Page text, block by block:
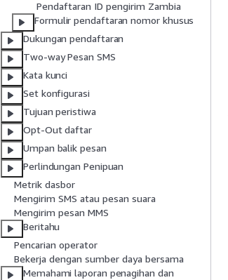
Pendaftaran ID pengirim Zambia
Formulir pendaftaran nomor khusus
Dukungan pendaftaran
Two-way Pesan SMS
Kata kunci
Set konfigurasi
Tujuan peristiwa
Opt-Out daftar
Umpan balik pesan
Perlindungan Penipuan
Metrik dasbor
Mengirim SMS atau pesan suara
Mengirim pesan MMS
Beritahu
Pencarian operator
Bekerja dengan sumber daya bersama
Memahami laporan penagihan dan